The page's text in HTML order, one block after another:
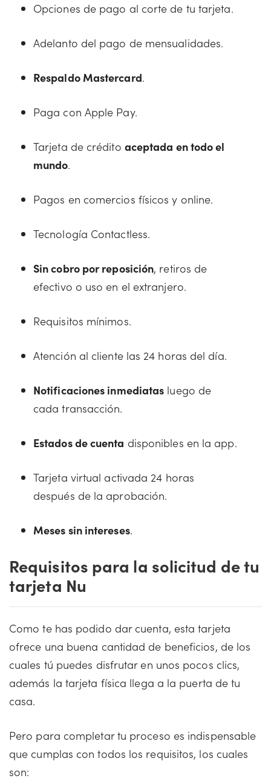
Opciones de pago al corte de tu tarjeta.
Adelanto del pago de mensualidades.
Respaldo Mastercard.
Paga con Apple Pay.
Tarjeta de crédito aceptada en todo el
mundo.
Pagos en comercios físicos y online.
Tecnología Contactless.
Sin cobro por reposición, retiros de
efectivo o uso en el extranjero.
Requisitos mínimos.
Atención al cliente las 24 horas del día.
Notificaciones inmediatas luego de
cada transacción.
Estados de cuenta disponibles en la app.
Tarjeta virtual activada 24 horas
después de la aprobación.
Meses sin intereses.
Requisitos para la solicitud de tu
tarjeta Nu
Como te has podido dar cuenta, esta tarjeta
ofrece una buena cantidad de beneficios, de los
cuales tú puedes disfrutar en unos pocos clics,
además la tarjeta física llega a la puerta de tu
casa.
Pero para completar tu proceso es indispensable
que cumplas con todos los requisitos, los cuales
son: